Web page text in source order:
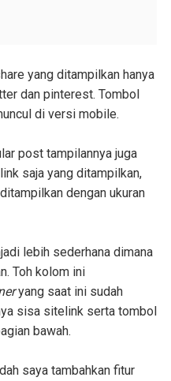
yang ditampilkan hanya
dan pinterest. Tombol
di versi mobile.
post tampilannya juga
saja yang ditampilkan,
dengan ukuran
lebih sederhana dimana
Toh kolom ini
yang saat ini sudah
sisa sitelink serta tombol
bawah.
saya tambahkan fitur